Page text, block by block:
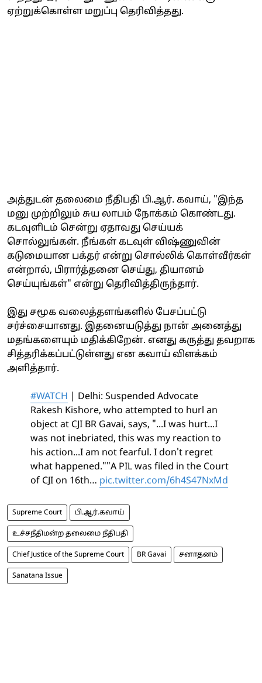
ஏற்றுக்கொள்ள மறுப்பு தெரிவித்தது.
அத்துடன் தலைமை நீதிபதி பி.ஆர். கவாய், "இந்த
மனு முற்றிலும் சுய லாபம் நோக்கம் கொண்டது.
கடவுளிடம் சென்று ஏதாவது செய்யக்
சொல்லுங்கள். நீங்கள் கடவுள் விஷ்ணுவின்
கடுமையான பக்தர் என்று சொல்லிக் கொள்வீர்கள்
என்றால், பிரார்த்தனை செய்து, தியானம்
செய்யுங்கள்" என்று தெரிவித்திருந்தார்.
இது சமூக வலைத்தளங்களில் பேசப்பட்டு
சர்ச்சையானது. இதனையடுத்து நான் அனைத்து
மதங்களையும் மதிக்கிறேன். எனது கருத்து தவறாக
சித்தரிக்கப்பட்டுள்ளது என கவாய் விளக்கம்
அளித்தார்.
#WATCH | Delhi: Suspended Advocate
Rakesh Kishore, who attempted to hurl an
object at CJI BR Gavai, says, "...I was hurt...I
was not inebriated, this was my reaction to
his action...I am not fearful. I don't regret
what happened.""A PIL was filed in the Court
of CJI on 16th… pic.twitter.com/6h4S47NxMd
Supreme Court பி.ஆர்.கவாய்
உச்சநீதிமன்ற தலைமை நீதிபதி
Chief Justice of the Supreme Court BR Gavai சனாதனம்
Sanatana Issue